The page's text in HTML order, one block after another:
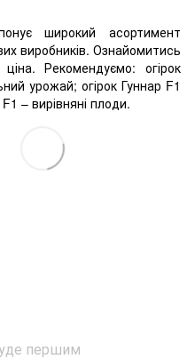
широкий асортимент
виробників. Ознайомитись
Рекомендуємо: огірок
урожай; огірок Гуннар F1
– вирівняні плоди.
першим